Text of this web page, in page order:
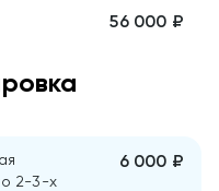
56 000 ₽
2-3-х
6 000 ₽